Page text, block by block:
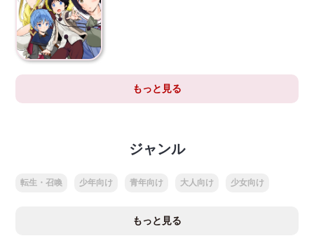
もっと見る
ジャンル
転生・召喚 少年向け 青年向け 大人向け 少女向け
もっと見る